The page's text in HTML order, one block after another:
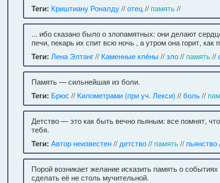
Теги: Криштиану Роналду//отец // память//
... ибо сказано было о злопамятных: они делают
печи, пекарь их спит всю ночь , а утром она горит,
Теги: Лена Элтанг// Каменные клёны //зло// память//
Память — сильнейшая из боли.
Теги: Брюс // Километрами (при уч. Лекси) //боль//
Детство — это как быть вечно пьяным: все помнят,
тебя.
Теги: Автор неизвестен// детство// память// пьянство
Порой возникает желание исказить память о
сделать её не столь мучительной.